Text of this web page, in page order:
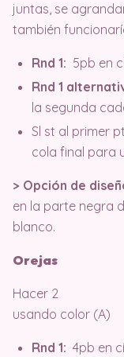
juntas, se
también
Rnd 1: 5pb en
Rnd 1
la segunda
Sl st al primer
cola final para
> Opción de
en la parte negra
blanco.
Orejas
Hacer 2
usando color (A)
Rnd 1: 4pb en